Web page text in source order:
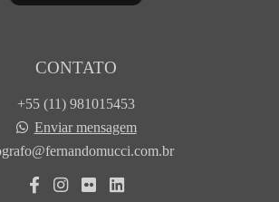
CONTATO
+55 (11) 981015453
Enviar mensagem